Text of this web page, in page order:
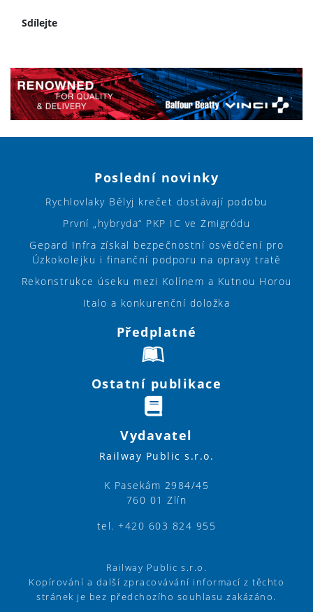
Sdílejte
Poslední novinky
Rychlovlaky Bělyj krečet dostávají podobu
První „hybryda“ PKP IC ve Żmigródu
Gepard Infra získal bezpečnostní osvědčení pro
Úzkokolejku i finanční podporu na opravy tratě
Rekonstrukce úseku mezi Kolínem a Kutnou Horou
Italo a konkurenční doložka
Předplatné
Ostatní publikace
Vydavatel
Railway Public s.r.o.
K Pasekám 2984/45
760 01 Zlín
tel. +420 603 824 955
Railway Public s.r.o.
Kopírování a další zpracovávání informací z těchto
stránek je bez předchozího souhlasu zakázáno.